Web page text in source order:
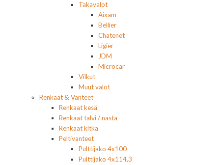
Takavalot
Aixam
Bellier
Chatenet
Ligier
JDM
Microcar
Vilkut
Muut valot
Renkaat & Vanteet
Renkaat kesä
Renkaat talvi / nasta
Renkaat kitka
Peltivanteet
Pulttijako 4x100
Pulttijako 4x114,3